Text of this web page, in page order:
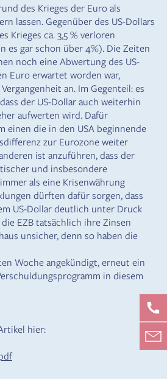
des Krieges der Euro als
lassen. Gegenüber des US-Dollars
Krieges ca. 3,5 % verloren
es gar schon über 4%). Die Zeiten
noch eine Abwertung des US-
Euro erwartet worden war,
an. Im Gegenteil: es
der US-Dollar auch weiterhin
aufwerten wird. Dafür
einen die in den USA beginnende
zur Eurozone weiter
ist anzuführen, dass der
und insbesondere
als eine Krisenwährung
dürften dafür sorgen, dass
US-Dollar deutlich unter Druck
EZB tatsächlich ihre Zinsen
unsicher, denn so haben die
Woche angekündigt, erneut ein
in diesem
hier: